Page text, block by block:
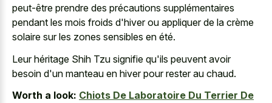
peut-être prendre des précautions supplémentaires
pendant les mois froids d'hiver ou appliquer de la crème
solaire sur les zones sensibles en été.
Leur héritage Shih Tzu signifie qu'ils peuvent avoir
besoin d'un manteau en hiver pour rester au chaud.
Worth a look: Chiots De Laboratoire Du Terrier De